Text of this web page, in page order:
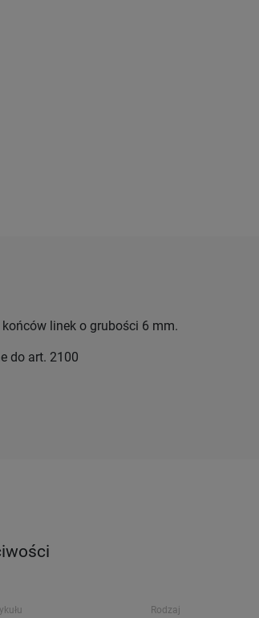
linek o grubości 6 mm.
do art. 2100
Rodzaj